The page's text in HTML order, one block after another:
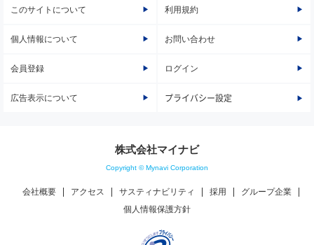
このサイトについて 利用規約
個人情報について お問い合わせ
会員登録 ログイン
広告表示について プライバシー設定
株式会社マイナビ
Copyright © Mynavi Corporation
会社概要 アクセス サスティナビリティ 採用
グループ企業
個人情報保護方針